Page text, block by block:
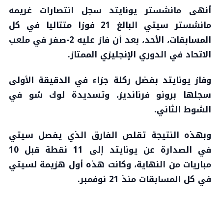
أنهى مانشستر يونايتد سجل انتصارات غريمه
مانشستر سيتي البالغ 21 فوزا متتاليا في كل
المسابقات، الأحد، بعد أن فاز عليه 2-صفر في ملعب
الاتحاد في الدوري الإنجليزي الممتاز.
وفاز يونايتد بفضل ركلة جزاء في الدقيقة الأولى
سجلها برونو فرنانديز، وتسديدة لوك شو في
الشوط الثاني.
وبهذه النتيجة تقلص الفارق الذي يفصل سيتي
في الصدارة عن يونايتد إلى 11 نقطة قبل 10
مباريات من النهاية، وكانت هذه أول هزيمة لسيتي
في كل المسابقات منذ 21 نوفمبر.